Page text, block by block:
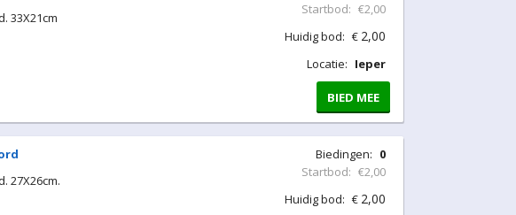
33X21cm
Startbod: €2,00
Huidig bod: € 2,00
Locatie: Ieper
BIED MEE
27X26cm.
Biedingen: 0
Startbod: €2,00
Huidig bod: € 2,00